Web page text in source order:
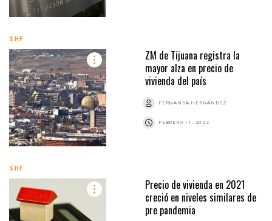
SHF
ZM de Tijuana registra la
mayor alza en precio de
vivienda del país
FERNANDA HERNÁNDEZ
FEBRERO 11, 2022
SHF
Precio de vivienda en 2021
creció en niveles similares de
pre pandemia